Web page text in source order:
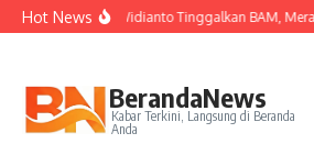
Lewati ke konten
Hot NewsNova Widianto Tinggalkan BAM,
BerandaNews
Kabar Terkini, Langsung di Beranda
Anda